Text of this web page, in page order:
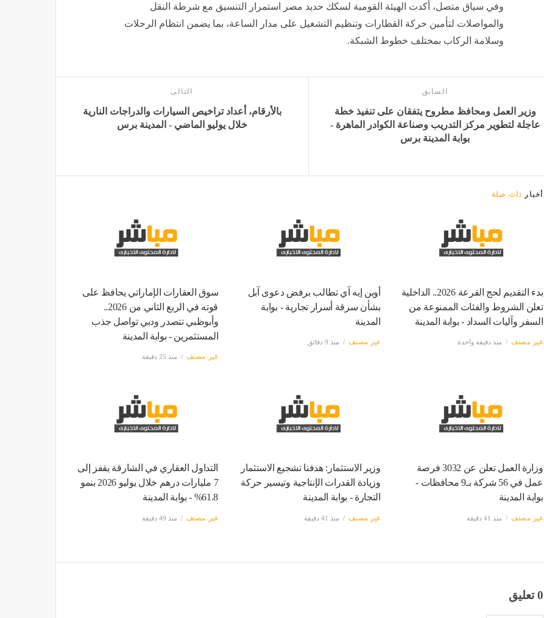
وفي سياق متصل، أكدت الهيئة القومية لسكك حديد مصر استمرار التنسيق مع شرطة النقل
والمواصلات لتأمين حركة القطارات وتنظيم التشغيل على مدار الساعة، بما يضمن انتظام الرحلات
وسلامة الركاب بمختلف خطوط الشبكة.
السابق
وزير العمل ومحافظ مطروح يتفقان على تنفيذ خطة
عاجلة لتطوير مركز التدريب وصناعة الكوادر الماهرة -
بوابة المدينة برس
التالى
بالأرقام، أعداد تراخيص السيارات والدراجات النارية
خلال يوليو الماضي - المدينة برس
أخبار ذات صلة
بدء التقديم لحج القرعة 2026.. الداخلية
تعلن الشروط والفئات الممنوعة من
السفر وآليات السداد - بوابة المدينة
غير مصنف منذ دقيقة واحدة
أوبن إيه آي تطالب برفض دعوى آبل
بشأن سرقة أسرار تجارية - بوابة
المدينة
غير مصنف منذ 9 دقائق
سوق العقارات الإماراتي يحافظ على
قوته في الربع الثاني من 2026..
وأبوظبي تتصدر ودبي تواصل جذب
المستثمرين - بوابة المدينة
غير مصنف منذ 25 دقيقة
وزارة العمل تعلن عن 3032 فرصة
عمل في 56 شركة بـ9 محافظات -
بوابة المدينة
غير مصنف منذ 41 دقيقة
وزير الاستثمار: هدفنا تشجيع الاستثمار
وزيادة القدرات الإنتاجية وتيسير حركة
التجارة - بوابة المدينة
غير مصنف منذ 41 دقيقة
التداول العقاري في الشارقة يقفز إلى
7 مليارات درهم خلال يوليو 2026 بنمو
61.8% - بوابة المدينة
غير مصنف منذ 49 دقيقة
0 تعليق